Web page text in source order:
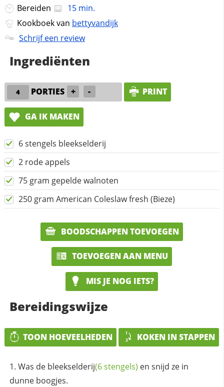
Bereiden
15 min.
Kookboek van bettyvandijk
Schrijf een review
Ingrediënten
PORTIES + - PRINT
GA IK MAKEN
6 stengels bleekselderij
2 rode appels
75 gram gepelde walnoten
250 gram American Coleslaw fresh (Bieze)
BOODSCHAPPEN TOEVOEGEN
TOEVOEGEN AAN MENU
MIS JE NOG IETS?
Bereidingswijze
TOON HOEVEELHEDEN KOKEN IN STAPPEN
Was de bleekselderij(6 stengels) en snijd ze in
dunne boogjes.